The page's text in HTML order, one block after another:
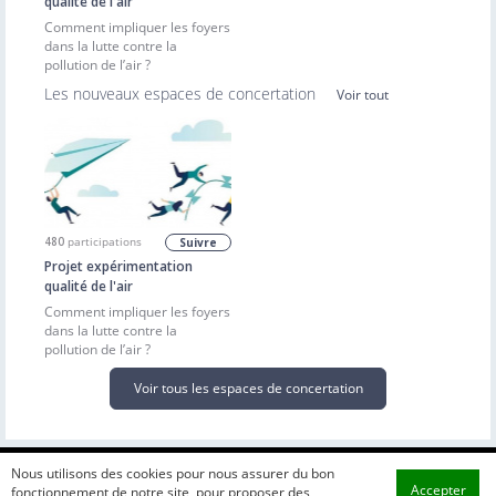
Comment impliquer les foyers
dans la lutte contre la
pollution de l’air ?
Les nouveaux espaces de concertation Voir tout
480 participations Suivre
Projet expérimentation
qualité de l'air
Comment impliquer les foyers
dans la lutte contre la
pollution de l’air ?
Voir tous les espaces de concertation
Nous utilisons des cookies pour nous assurer du bon
fonctionnement de notre site, pour proposer des
Accepter